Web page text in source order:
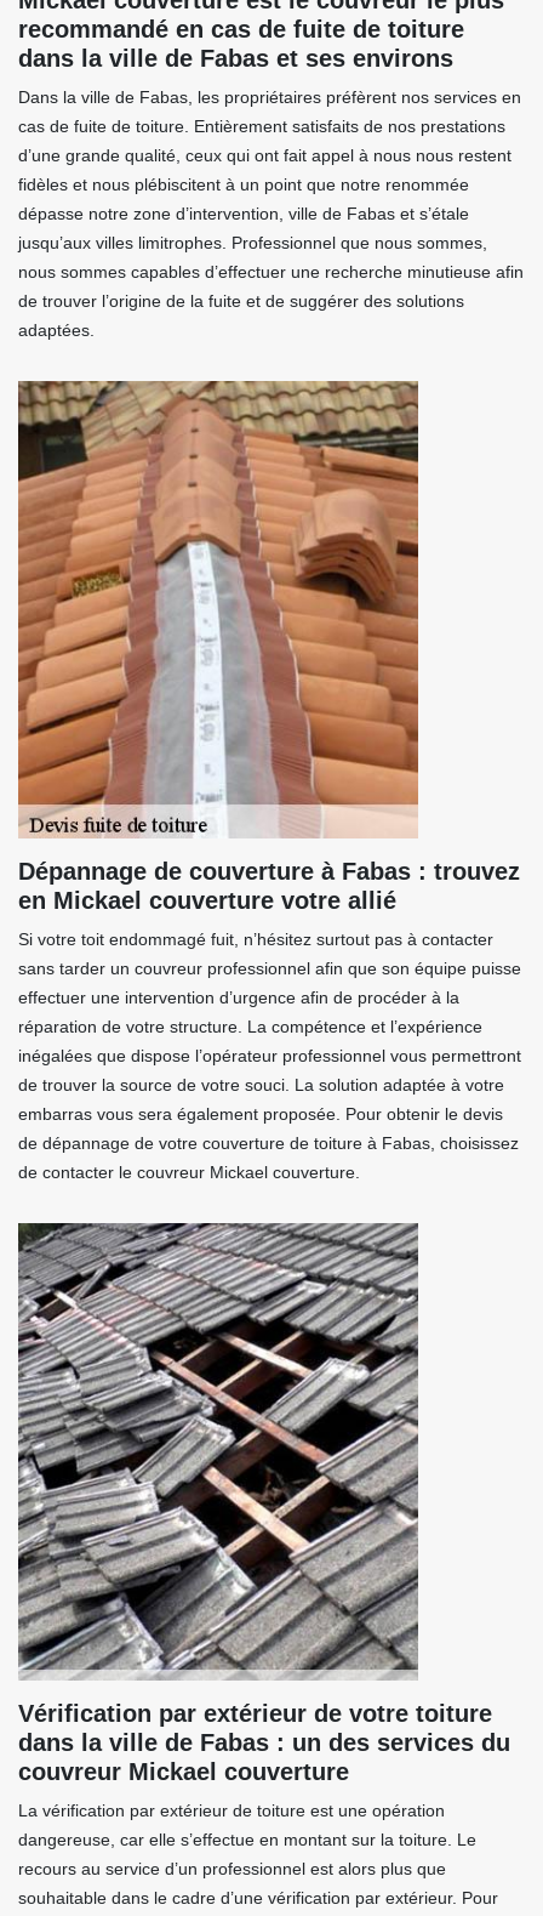
recommandé en cas de fuite de toiture
dans la ville de Fabas et ses environs
Dans la ville de Fabas, les propriétaires préfèrent nos services en
cas de fuite de toiture. Entièrement satisfaits de nos prestations
d’une grande qualité, ceux qui ont fait appel à nous nous restent
fidèles et nous plébiscitent à un point que notre renommée
dépasse notre zone d’intervention, ville de Fabas et s’étale
jusqu’aux villes limitrophes. Professionnel que nous sommes,
nous sommes capables d’effectuer une recherche minutieuse afin
de trouver l’origine de la fuite et de suggérer des solutions
adaptées.
Dépannage de couverture à Fabas : trouvez
en Mickael couverture votre allié
Si votre toit endommagé fuit, n’hésitez surtout pas à contacter
sans tarder un couvreur professionnel afin que son équipe puisse
effectuer une intervention d’urgence afin de procéder à la
réparation de votre structure. La compétence et l’expérience
inégalées que dispose l’opérateur professionnel vous permettront
de trouver la source de votre souci. La solution adaptée à votre
embarras vous sera également proposée. Pour obtenir le devis
de dépannage de votre couverture de toiture à Fabas, choisissez
de contacter le couvreur Mickael couverture.
Vérification par extérieur de votre toiture
dans la ville de Fabas : un des services du
couvreur Mickael couverture
La vérification par extérieur de toiture est une opération
dangereuse, car elle s’effectue en montant sur la toiture. Le
recours au service d’un professionnel est alors plus que
souhaitable dans le cadre d’une vérification par extérieur. Pour